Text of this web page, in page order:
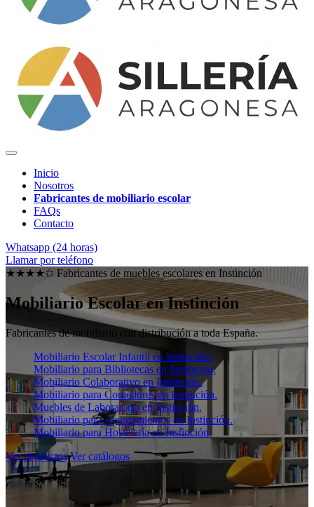
Inicio
Nosotros
Fabricantes de mobiliario escolar
FAQs
Contacto
Whatsapp (24 horas)
Llamar por teléfono
★★★★✩ Fabricantes de muebles escolares en Instinción
Mobiliario Escolar enInstinción
Fabricantes de mobiliario con distribución a toda España.
Mobiliario Escolar Infantil en Instinción.
Mobiliario para Bibliotecas en Instinción.
Mobiliario Colaborativo en Instinción.
Mobiliario para Comedores en Instinción.
Muebles de Laboratorio en Instinción.
Mobiliario para Ayuntamientos en Instinción.
Mobiliario para Hostelería en Instinción.
Ver productos Ver catálogos